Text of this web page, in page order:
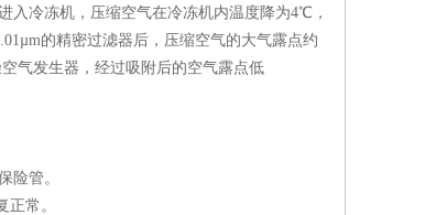
入冷冻机，压缩空气在冷冻机内温度降为4℃，
的精密过滤器后，压缩空气的大气露点约
气发生器，经过吸附后的空气露点低
险管。
常。